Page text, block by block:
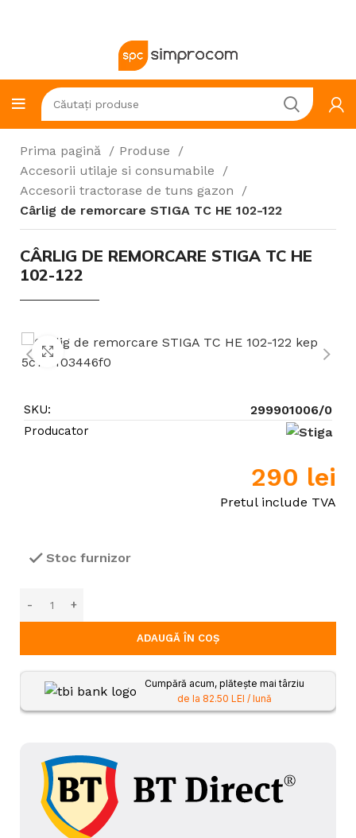
Prima pagină
Produse
Accesorii utilaje si consumabile
Accesorii tractorase de tuns gazon
Cârlig de remorcare STIGA TC HE 102-122
CÂRLIG DE REMORCARE STIGA TC HE
102-122
Click to enlarge
SKU: 299901006/0
Producator
290 lei
Pretul include TVA
Stoc furnizor
ADAUGĂ ÎN COȘ
Cumpără acum, plătește mai târziu
de la 82.50 LEI / lună